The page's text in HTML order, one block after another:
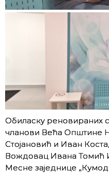
Обиласку реновираних
чланови Већа Општине
Стојановић и Иван
Вождовац Ивана Томић
Месне заједнице